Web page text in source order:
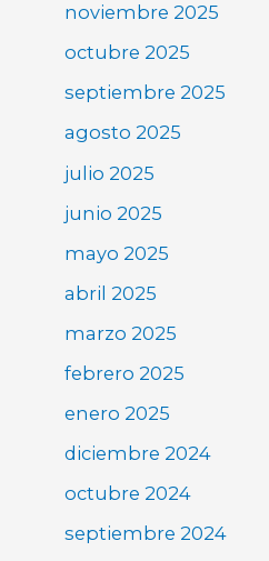
noviembre 2025
octubre 2025
septiembre 2025
agosto 2025
julio 2025
junio 2025
mayo 2025
abril 2025
marzo 2025
febrero 2025
enero 2025
diciembre 2024
octubre 2024
septiembre 2024